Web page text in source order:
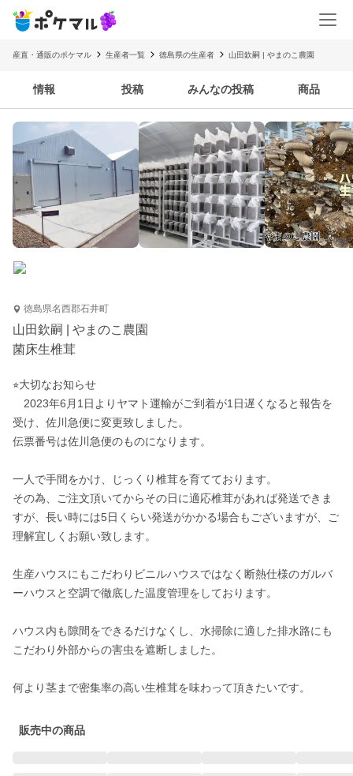
産直・通販のポケマル 生産者一覧 徳島県の生産者 山田欽嗣 | やまのこ農園
情報 投稿 みんなの投稿 商品
徳島県名西郡石井町
山田欽嗣 | やまのこ農園
菌床生椎茸
⭐︎大切なお知らせ
2023年6月1日よりヤマト運輸がご到着が1日遅くなると報告を
受け、佐川急便に変更致しました。
伝票番号は佐川急便のものになります。
一人で手間をかけ、じっくり椎茸を育てております。
その為、ご注文頂いてからその日に適応椎茸があれば発送できま
すが、長い時には5日くらい発送がかかる場合もございますが、ご
理解宜しくお願い致します。
生産ハウスにもこだわりビニルハウスではなく断熱仕様のガルバ
ーハウスと空調で徹底した温度管理をしております。
ハウス内も隙間をできるだけなくし、水掃除に適した排水路にも
こだわり外部からの害虫を遮断しました。
何より茎まで密集率の高い生椎茸を味わって頂きたいです。
販売中の商品